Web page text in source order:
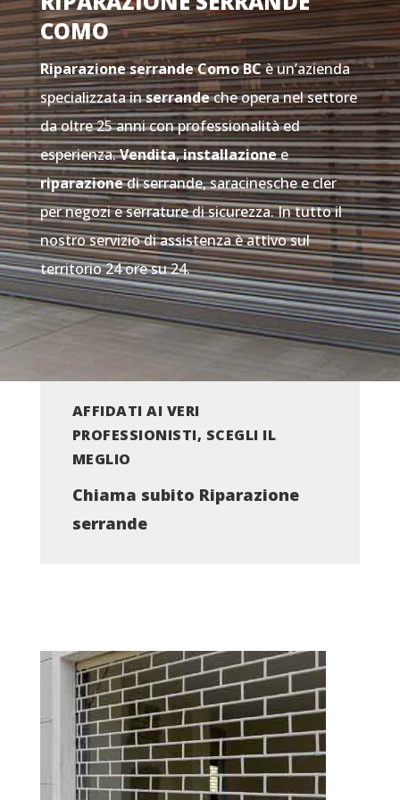
COMO
Riparazione serrande ComoBCè un’azienda
specializzata inserrandeche opera nel settore
da oltre 25 anni con professionalità ed
esperienza.Vendita,installazionee
riparazionedi serrande, saracinesche e cler
per negozi e serrature di sicurezza. In tutto il
nostro servizio di assistenza è attivo sul
territorio 24 ore su 24.
AFFIDATI AI VERI
PROFESSIONISTI, SCEGLI IL
MEGLIO
Chiama subito Riparazione
serrande